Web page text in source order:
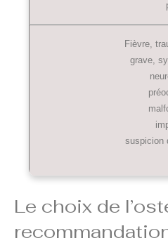
Fièvre,
grave,
suspicion
Le choix de